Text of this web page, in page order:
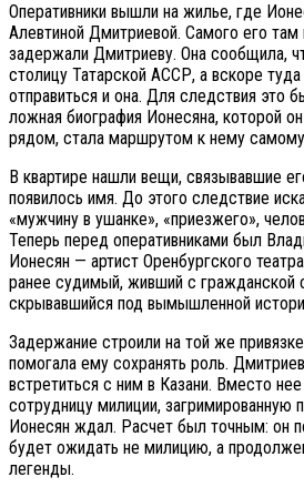
Оперативники вышли на жилье, где
Алевтиной Дмитриевой. Самого его там
задержали Дмитриеву. Она сообщила,
столицу Татарской АССР, а вскоре
отправиться и она. Для следствия это
ложная биография Ионесяна, которой
рядом, стала маршрутом к нему
В квартире нашли вещи, связывавшие
появилось имя. До этого следствие
«мужчину в ушанке», «приезжего»,
Теперь перед оперативниками был
Ионесян — артист Оренбургского
ранее судимый, живший с гражданской
скрывавшийся под вымышленной
Задержание строили на той же
помогала ему сохранять роль.
встретиться с ним в Казани. Вместо
сотрудницу милиции,
Ионесян ждал. Расчет был точным: он
будет ожидать не милицию, а
легенды.